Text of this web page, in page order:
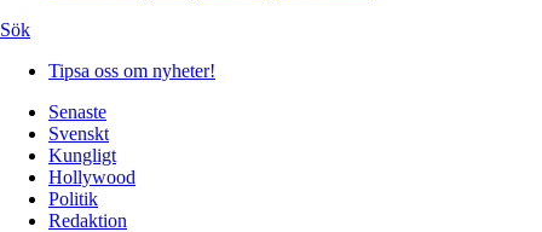
Sök
Tipsa oss om nyheter!
Senaste
Svenskt
Kungligt
Hollywood
Politik
Redaktion